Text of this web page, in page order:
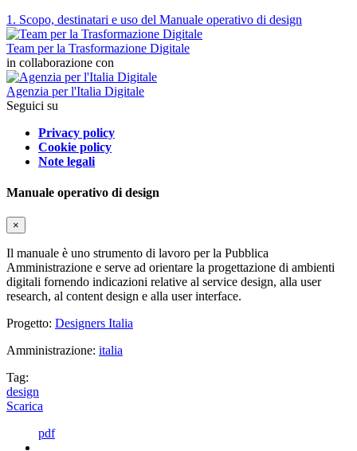
1. Scopo, destinatari e uso del Manuale operativo di design
Team per la Trasformazione Digitale
in collaborazione con
Agenzia per l'Italia Digitale
Seguici su
Privacy policy
Cookie policy
Note legali
Manuale operativo di design
×
Il manuale è uno strumento di lavoro per la Pubblica
Amministrazione e serve ad orientare la progettazione di ambienti
digitali fornendo indicazioni relative al service design, alla user
research, al content design e alla user interface.
Progetto: Designers Italia
Amministrazione: italia
Tag:
design
Scarica
pdf